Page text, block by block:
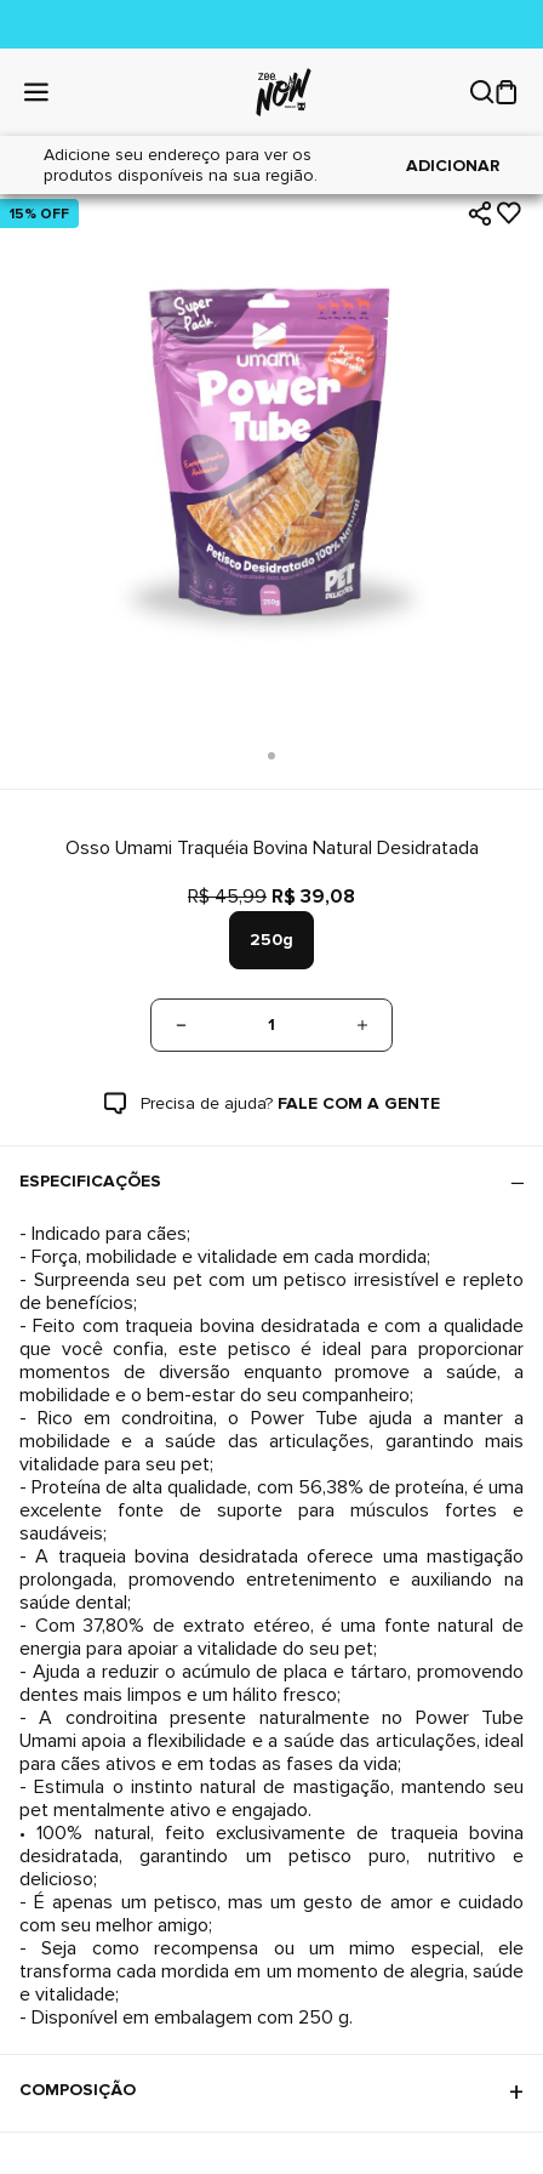
Adicione seu endereço para ver os
produtos disponíveis na sua região.
ADICIONAR
Home|Cães|Petiscos
15% OFF
Osso Umami Traquéia Bovina Natural Desidratada
R$ 45,99 R$ 39,08
250g
1
Precisa de ajuda? FALE COM A GENTE
ESPECIFICAÇÕES
- Indicado para cães;
- Força, mobilidade e vitalidade em cada mordida;
- Surpreenda seu pet com um petisco irresistível e repleto
de benefícios;
- Feito com traqueia bovina desidratada e com a qualidade
que você confia, este petisco é ideal para proporcionar
momentos de diversão enquanto promove a saúde, a
mobilidade e o bem-estar do seu companheiro;
- Rico em condroitina, o Power Tube ajuda a manter a
mobilidade e a saúde das articulações, garantindo mais
vitalidade para seu pet;
- Proteína de alta qualidade, com 56,38% de proteína, é uma
excelente fonte de suporte para músculos fortes e
saudáveis;
- A traqueia bovina desidratada oferece uma mastigação
prolongada, promovendo entretenimento e auxiliando na
saúde dental;
- Com 37,80% de extrato etéreo, é uma fonte natural de
energia para apoiar a vitalidade do seu pet;
- Ajuda a reduzir o acúmulo de placa e tártaro, promovendo
dentes mais limpos e um hálito fresco;
- A condroitina presente naturalmente no Power Tube
Umami apoia a flexibilidade e a saúde das articulações, ideal
para cães ativos e em todas as fases da vida;
- Estimula o instinto natural de mastigação, mantendo seu
pet mentalmente ativo e engajado.
• 100% natural, feito exclusivamente de traqueia bovina
desidratada, garantindo um petisco puro, nutritivo e
delicioso;
- É apenas um petisco, mas um gesto de amor e cuidado
com seu melhor amigo;
- Seja como recompensa ou um mimo especial, ele
transforma cada mordida em um momento de alegria, saúde
e vitalidade;
- Disponível em embalagem com 250 g.
COMPOSIÇÃO